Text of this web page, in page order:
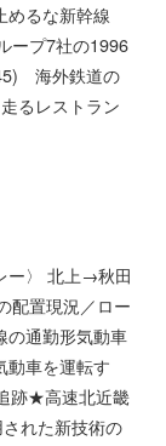
めるな新幹線
ープ7社の1996
海外鉄道の
るレストラン
ー〉 北上→秋田
配置現況／ロー
の通勤形気動車
車を運転す
跡★高速北近畿
れた新技術の